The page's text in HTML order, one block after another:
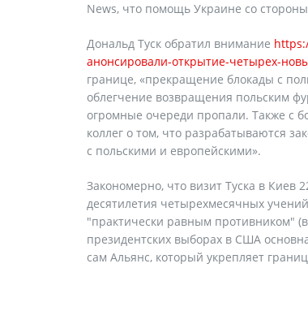
News, что помощь Украине со
Дональд Туск обратил внимание
анонсировали-открытие-четырех-
границе, «прекращение блокады с
облегчение возвращения польским
огромные очереди пропали. Также с
коллег о том, что разрабатываются
с польскими и европейскими».
Закономерно, что визит Туска в Киев
десятилетия четырехмесячных
"практически равным противником"
президентских выборах в США
сам Альянс, который укрепляет